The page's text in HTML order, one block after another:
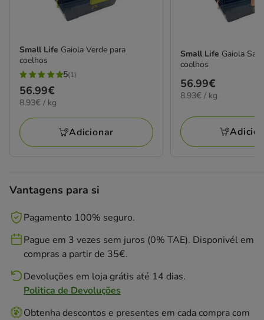
Small Life Gaiola Verde para
coelhos
5
estrelas
com
1
avaliações
5(1)
Preço
56.99€
56.99€
8.93€
KG
8.93€ / kg
Adicionar
Small Life Gaiola
coelhos
Preço
56.99€
56.99€
8.93€
KG
8.93€ / kg
Vantagens para si
Pagamento 100% seguro.
Pague em 3 vezes sem juros (0% TAE). Disponivél em
compras a partir de 35€.
Devoluções em loja grátis até 14 dias.
Politica de Devoluções
Obtenha descontos e presentes em cada compra com